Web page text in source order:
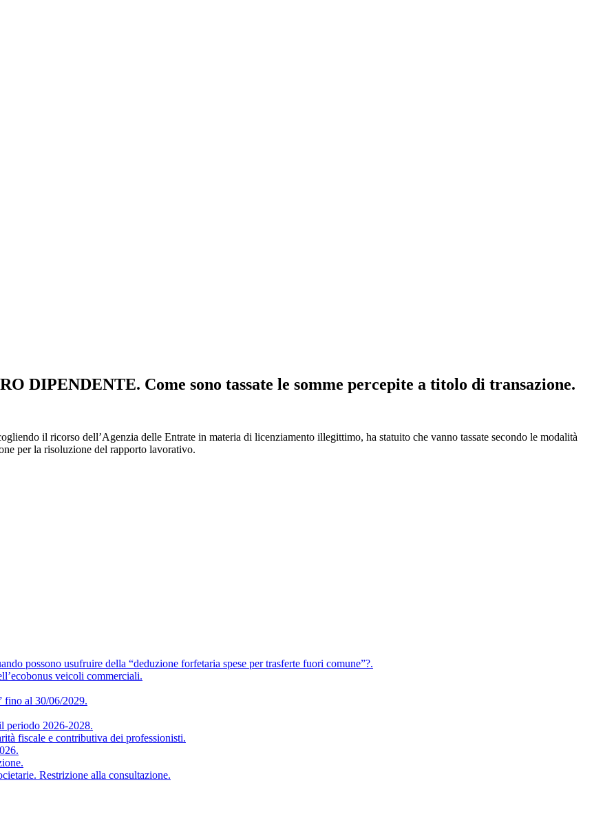
DIPENDENTE. Come sono tassate le somme percepite a titolo di transazione.
il ricorso dell’Agenzia delle Entrate in materia di licenziamento illegittimo, ha statuito che vanno tassate secondo le modalità
per la risoluzione del rapporto lavorativo.
possono usufruire della “deduzione forfetaria spese per trasferte fuori comune”?.
veicoli commerciali.
fino al 30/06/2029.
2026-2028.
fiscale e contributiva dei professionisti.
Restrizione alla consultazione.